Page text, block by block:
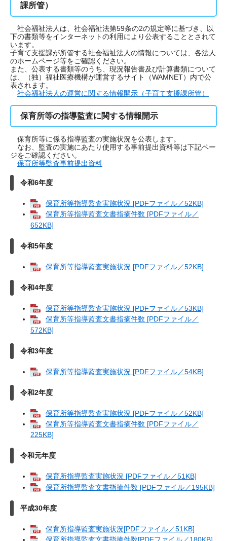
課所管）
社会福祉法人は、社会福祉法第59条の2の規定等に基づき、以
下の書類等をインターネットの利用により公表することとされて
います。
子育て支援課が所管する社会福祉法人の情報については、各法人
のホームページ等をご確認ください。
また、公表する書類等のうち、現況報告書及び計算書類について
は、（独）福祉医療機構が運営するサイト（WAMNET）内で公
表されます。
社会福祉法人の運営に関する情報開示（子育て支援課所管）
保育所等の指導監査に関する情報開示
保育所等に係る指導監査の実施状況を公表します。
なお、監査の実施にあたり使用する事前提出資料等は下記ペー
ジをご確認ください。
保育所等監査事前提出資料
令和6年度
保育所等指導監査実施状況 [PDFファイル／52KB]
保育所等指導監査文書指摘件数 [PDFファイル／
652KB]
令和5年度
保育所等指導監査実施状況 [PDFファイル／52KB]
令和4年度
保育所等指導監査実施状況 [PDFファイル／53KB]
保育所等指導監査文書指摘件数 [PDFファイル／
572KB]
令和3年度
保育所等指導監査実施状況 [PDFファイル／54KB]
令和2年度
保育所等指導監査実施状況 [PDFファイル／52KB]
保育所等指導監査文書指摘件数 [PDFファイル／
225KB]
令和元年度
保育所指導監査実施状況 [PDFファイル／51KB]
保育所指導監査文書指摘件数 [PDFファイル／195KB]
平成30年度
保育所指導監査実施状況[PDFファイル／51KB]